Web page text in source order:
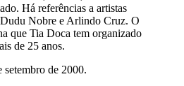
Há referências a artistas
Nobre e Arlindo Cruz. O
que Tia Doca tem organizado
de 25 anos.
de 2000.